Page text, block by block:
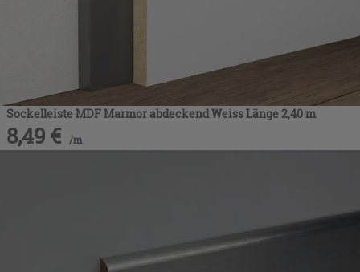
Sockelleiste MDF Marmor abdeckend Weiss Länge 2,40 m
8,49 € /m